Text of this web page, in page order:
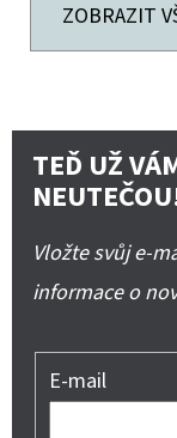
ZOBRAZIT
TEĎ UŽ
Vložte svůj e-
informace o
E-mail